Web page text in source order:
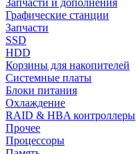
Запчасти и дополнения
Графические станции
Запчасти
SSD
HDD
Корзины для накопителей
Системные платы
Блоки питания
Охлаждение
RAID & HBA контроллеры
Прочее
Процессоры